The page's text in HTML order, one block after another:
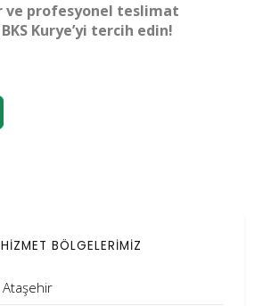
ve profesyonel teslimat
Kurye’yi tercih edin!
HİZMET BÖLGELERİMİZ
Ataşehir